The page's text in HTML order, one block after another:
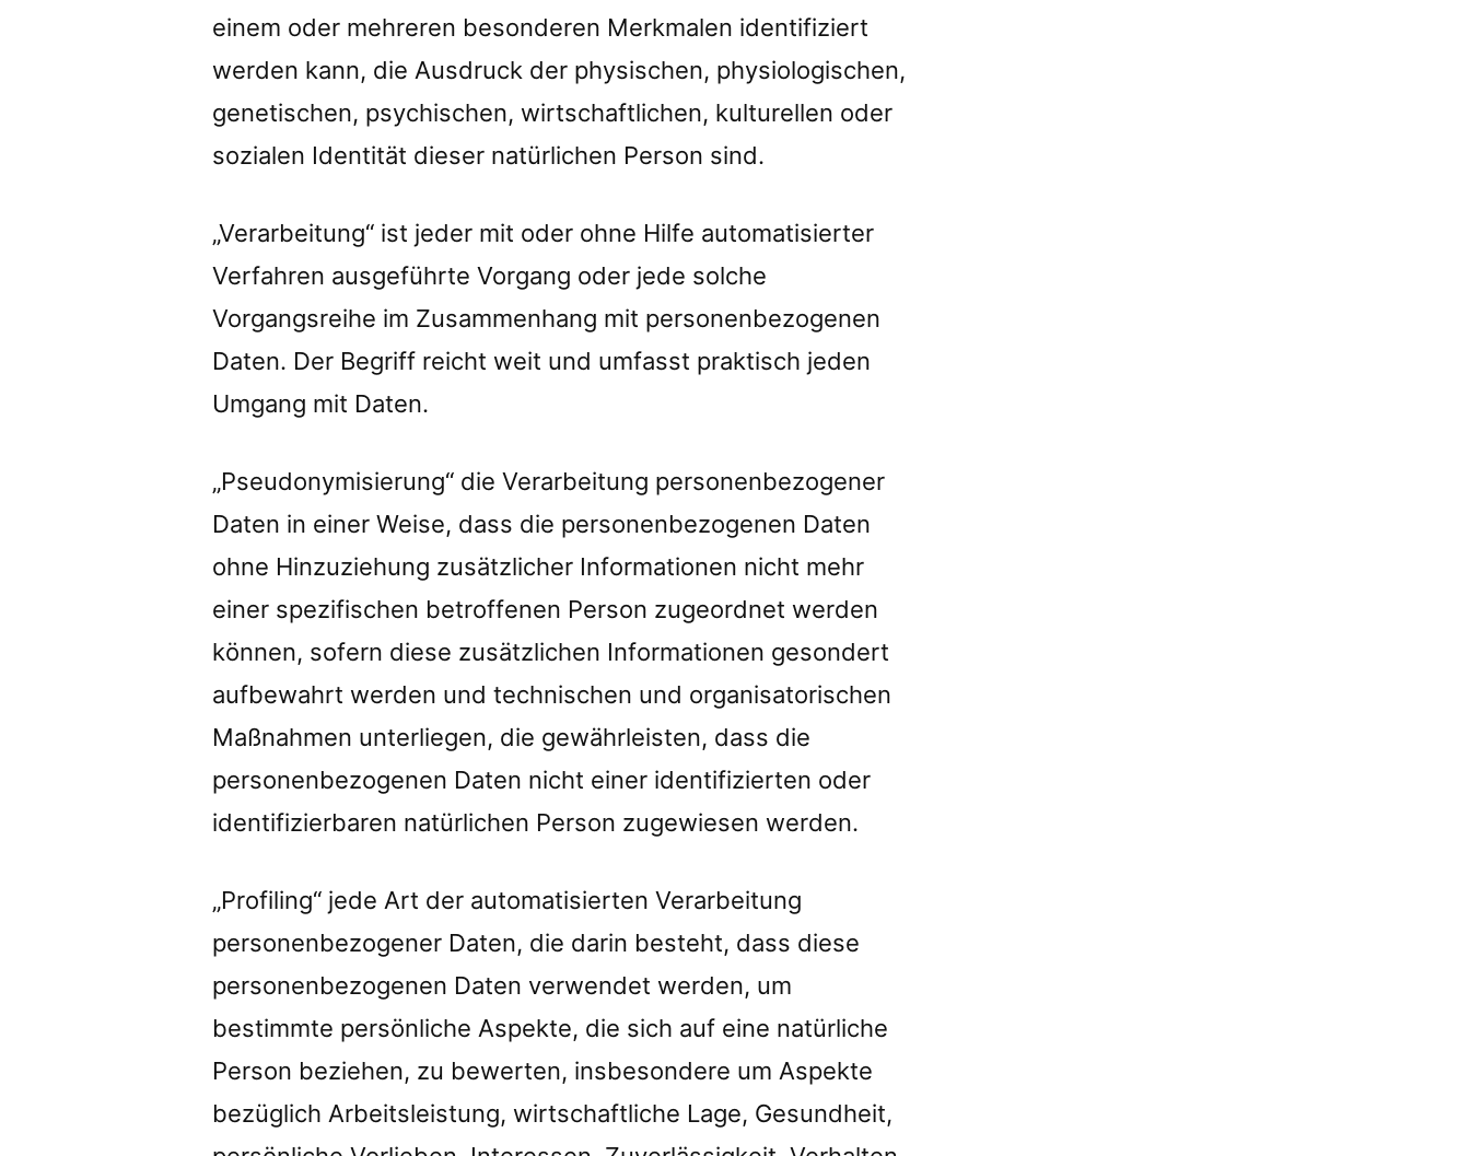
einem oder mehreren besonderen Merkmalen identifiziert
werden kann, die Ausdruck der physischen, physiologischen,
genetischen, psychischen, wirtschaftlichen, kulturellen oder
sozialen Identität dieser natürlichen Person sind.
„Verarbeitung“ ist jeder mit oder ohne Hilfe automatisierter
Verfahren ausgeführte Vorgang oder jede solche
Vorgangsreihe im Zusammenhang mit personenbezogenen
Daten. Der Begriff reicht weit und umfasst praktisch jeden
Umgang mit Daten.
„Pseudonymisierung“ die Verarbeitung personenbezogener
Daten in einer Weise, dass die personenbezogenen Daten
ohne Hinzuziehung zusätzlicher Informationen nicht mehr
einer spezifischen betroffenen Person zugeordnet werden
können, sofern diese zusätzlichen Informationen gesondert
aufbewahrt werden und technischen und organisatorischen
Maßnahmen unterliegen, die gewährleisten, dass die
personenbezogenen Daten nicht einer identifizierten oder
identifizierbaren natürlichen Person zugewiesen werden.
„Profiling“ jede Art der automatisierten Verarbeitung
personenbezogener Daten, die darin besteht, dass diese
personenbezogenen Daten verwendet werden, um
bestimmte persönliche Aspekte, die sich auf eine natürliche
Person beziehen, zu bewerten, insbesondere um Aspekte
bezüglich Arbeitsleistung, wirtschaftliche Lage, Gesundheit,